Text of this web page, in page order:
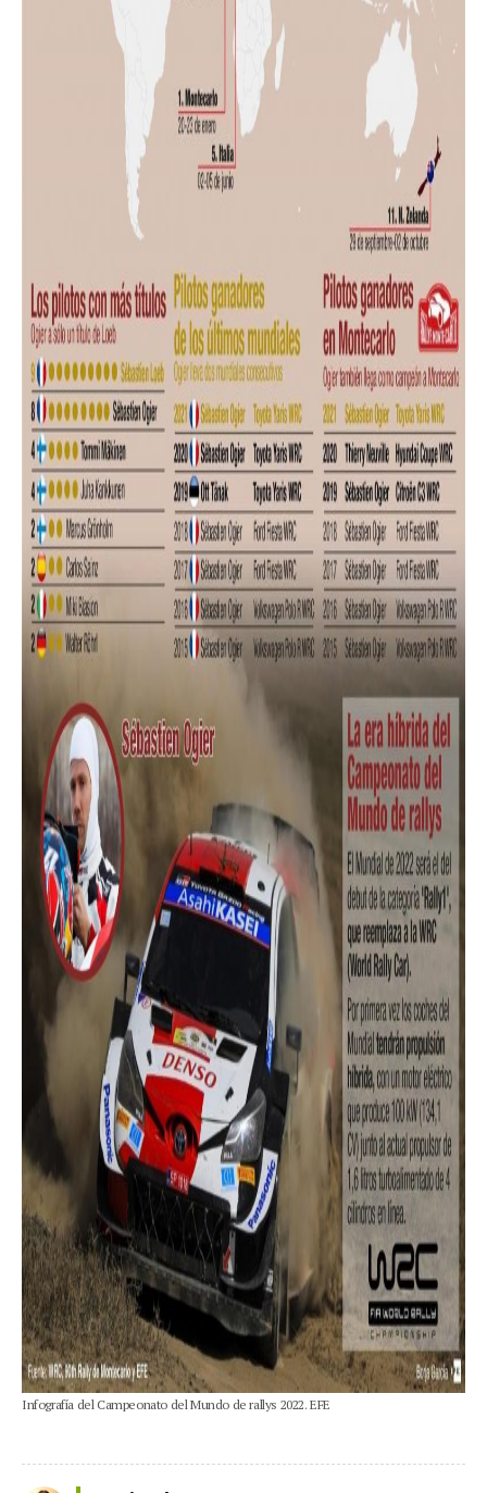
Infografía del Campeonato del Mundo de rallys 2022. EFE